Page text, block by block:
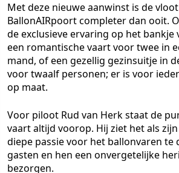
Met deze nieuwe aanwinst is de
BallonAIRpoort completer dan ooit.
de exclusieve ervaring op het bankje
een romantische vaart voor twee in
mand, of een gezellig gezinsuitje in
voor twaalf personen; er is voor
op maat.
Voor piloot Rud van Herk staat de
vaart altijd voorop. Hij ziet het als
diepe passie voor het ballonvaren te
gasten en hen een onvergetelijke
bezorgen.